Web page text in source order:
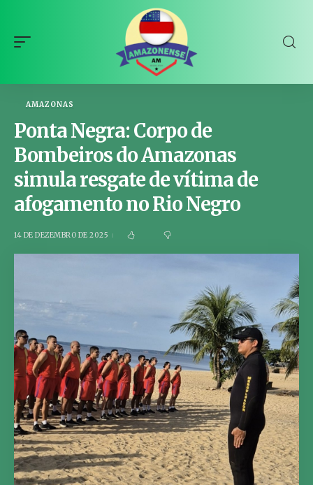
AMAZONAS
Ponta Negra: Corpo de
Bombeiros do Amazonas
simula resgate de vítima de
afogamento no Rio Negro
14 DE DEZEMBRO DE 2025